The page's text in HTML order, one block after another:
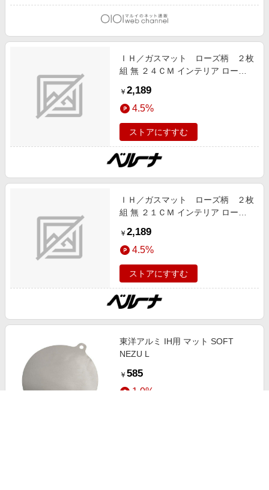
ＩＨ／ガスマット ローズ柄 ２枚
組 無 ２４ＣＭ インテリア ローズ
￥ 2,189
4.5%
ストアにすすむ
ＩＨ／ガスマット ローズ柄 ２枚
組 無 ２１ＣＭ インテリア ローズ
￥ 2,189
4.5%
ストアにすすむ
東洋アルミ IH用 マット SOFT
NEZU L
￥ 585
1.0%